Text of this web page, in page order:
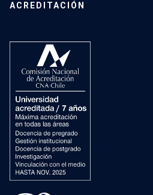
ACREDITACIÓN